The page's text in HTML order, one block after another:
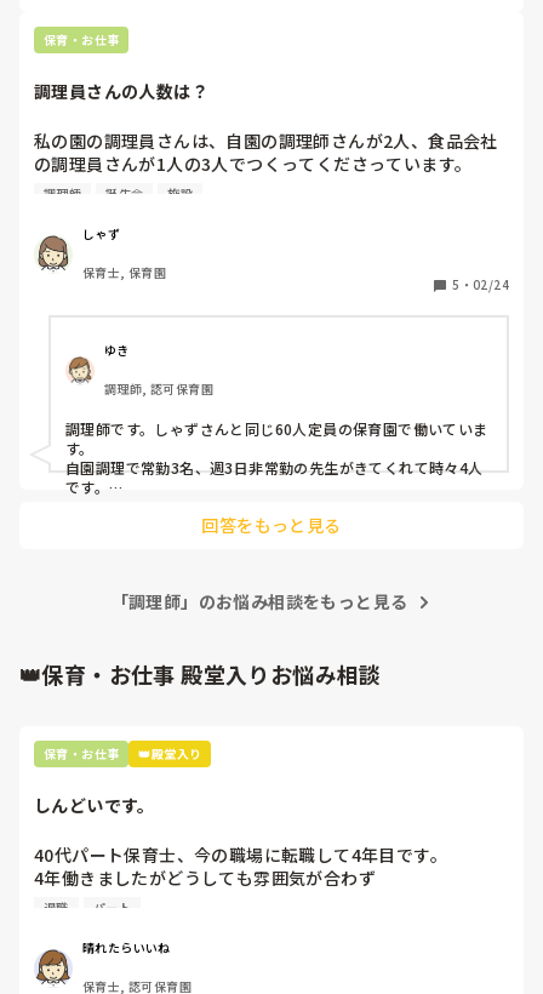
保育・お仕事
調理員さんの人数は？
私の園の調理員さんは、自園の調理師さんが2人、食品会社
の調理員さんが1人の3人でつくってくださっています。
定員60人の小さな保育園なのですが、調理員の人数は妥当で
以前勤めていた園では、130人定員で、調理員4人でした。
さらに、手づくりおやつも週に2、3回出ていて、給食も自園
今の給食は明らかに既製品が多く(マカロニサラダなども、
マヨネーズではなくお惣菜の感じです)、手づくりおやつも
誕生会のときだけ(月一)です。
施設自体古いので、なかなか難しいこともあるのかもしれま
せんが。。
みなさんの園ではどうですか？
調理師 誕生会 施設
しゃず
保育士, 保育園
5 ・ 02/24
ゆき
調理師, 認可保育園
調理師です。しゃずさんと同じ60人定員の保育園で働いていま
す。
自園調理で常勤3名、週3日非常勤の先生がきてくれて時々4人
です。
回答をもっと見る
「調理師」のお悩み相談をもっと見る
👑保育・お仕事 殿堂入りお悩み相談
保育・お仕事 👑殿堂入り
しんどいです。
40代パート保育士、今の職場に転職して4年目です。
4年働きましたがどうしても雰囲気が合わず
退職しようと思っています。
周りの職員は、勤続10年以上から何十年という先生がほとん
どです。
退職 パート
晴れたらいいね
保育士, 認可保育園